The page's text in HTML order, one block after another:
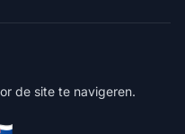
de site te navigeren.